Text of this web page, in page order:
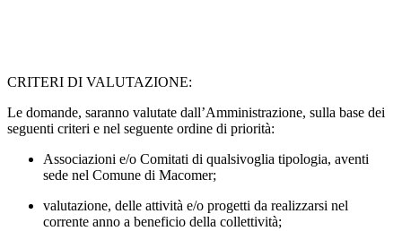
CRITERI DI VALUTAZIONE:
Le domande, saranno valutate dall’Amministrazione, sulla base dei
seguenti criteri e nel seguente ordine di priorità:
Associazioni e/o Comitati di qualsivoglia tipologia, aventi
sede nel Comune di Macomer;
valutazione, delle attività e/o progetti da realizzarsi nel
corrente anno a beneficio della collettività;